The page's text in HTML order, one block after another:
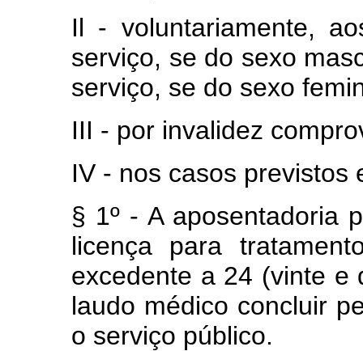
Il - voluntariamente,
serviço, se do sexo
serviço, se do sexo
III - por invalidez
IV - nos casos previstos
§ 1º - A aposentadoria
licença para
excedente a 24 (vinte e
laudo médico concluir
o serviço público.